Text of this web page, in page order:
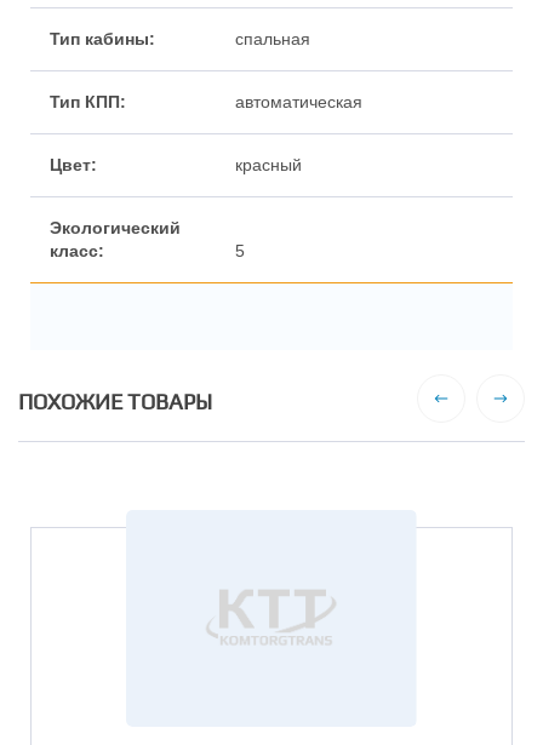
спальная
автоматическая
красный
5
ПОХОЖИЕ ТОВАРЫ